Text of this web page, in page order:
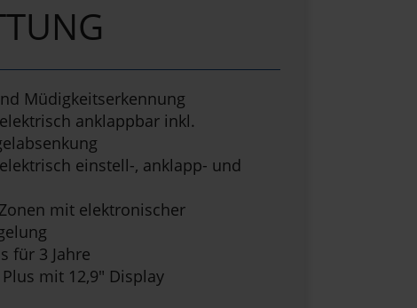
Müdigkeitserkennung
anklappbar inkl.
einstell-, anklapp- und
mit elektronischer
für 3 Jahre
mit 12,9" Display